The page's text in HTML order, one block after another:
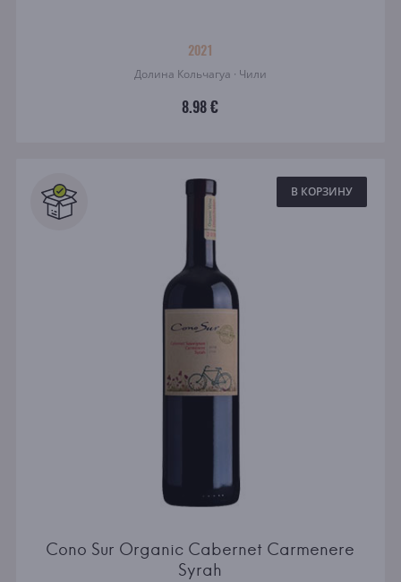
2021
Долина Кольчагуа · Чили
8.98 €
В КОРЗИНУ
Cono Sur Organic Cabernet Carmenere
Syrah